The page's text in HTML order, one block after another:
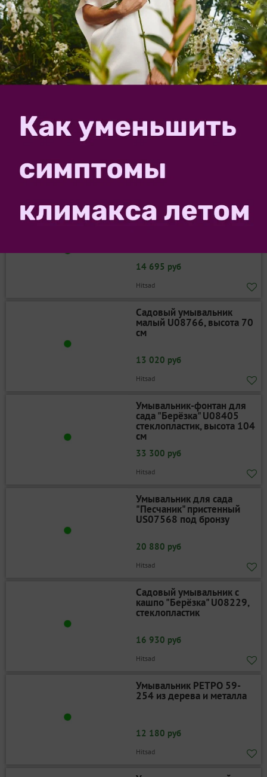
Hitsad
Садовый умывальник с
чашей U08157, высота 130
см
17 205 руб
Садовый умывальник под
дерево U08174
8 400 руб
Садовый умывальник с
14 695 руб
Hitsad
Садовый умывальник
малый U08766, высота 70
см
13 020 руб
Hitsad
Умывальник-фонтан для
сада "Берёзка" U08405
стеклопластик, высота 104
см
33 300 руб
Hitsad
Умывальник для сада
"Песчаник" пристенный
US07568 под бронзу
20 880 руб
Hitsad
Садовый умывальник с
кашпо "Берёзка" U08229,
стеклопластик
16 930 руб
Hitsad
Умывальник РЕТРО 59-
254 из дерева и металла
12 180 руб
Hitsad